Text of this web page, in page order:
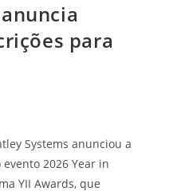
para
Systems anunciou a
2026 Year in
YII Awards, que